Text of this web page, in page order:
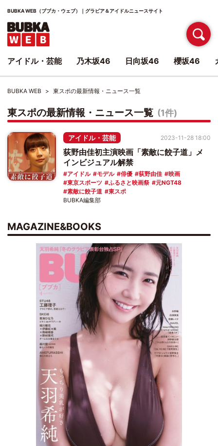
BUBKA WEB（ブブカ・ウェブ）｜グラビア＆アイドルニュースサイト
BUBKA WEB 東スポの最新情報・ニュース一覧
東スポの最新情報・ニュース一覧 (1件)
アイドル・芸能
荻野由佳初主演映画「素敵に餃子道」メ
インビジュアル解禁
アイドル モデル 俳優 荻野由佳
映画
東京スポーツ
ふるさと映画祭
元NGT48
素敵に餃子道
東スポ
2023-11-28 18:00
BUBKA編集部
MAGAZINE&BOOKS
アイドル・芸能 乃木坂46 日向坂46 櫻坂46